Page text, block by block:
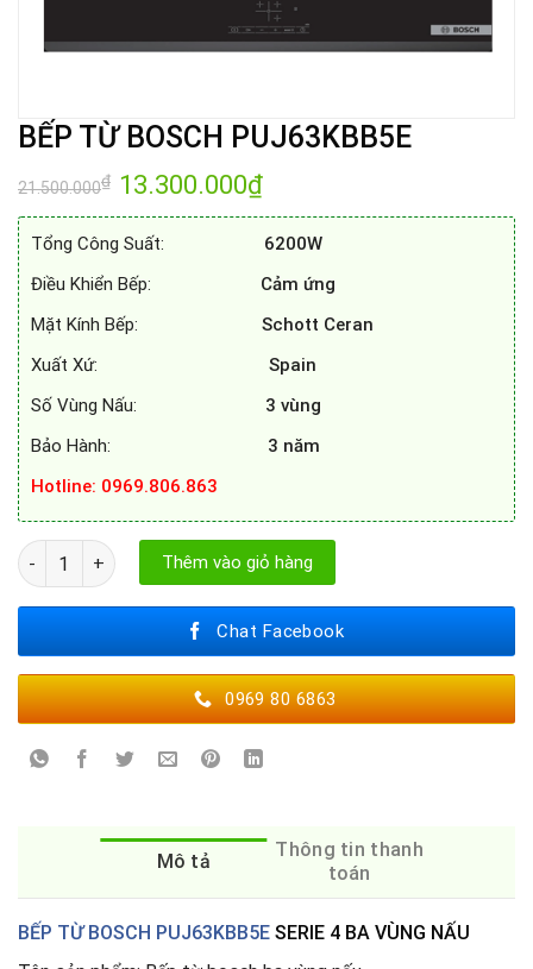
BẾP TỪ BOSCH PUJ63KBB5E
21.500.000₫ Giá
gốc
là:
13.300.000₫Giá
tại
13.300.000₫.
Tổng Công Suất:
6200W
Điều Khiển Bếp: Cảm ứng
Mặt Kính Bếp: Schott Ceran
Xuất Xứ: Spain
Số Vùng Nấu: 3 vùng
Bảo Hành:
3 năm
Hotline: 0969.806.863
BẾP TỪ BOSCH PUJ63KBB5E số lượng
Thêm vào giỏ hàng
Chat Facebook
0969 80 6863
Mô tả
Thông tin thanh
toán
BẾP TỪ BOSCH PUJ63KBB5E SERIE 4 BA VÙNG NẤU